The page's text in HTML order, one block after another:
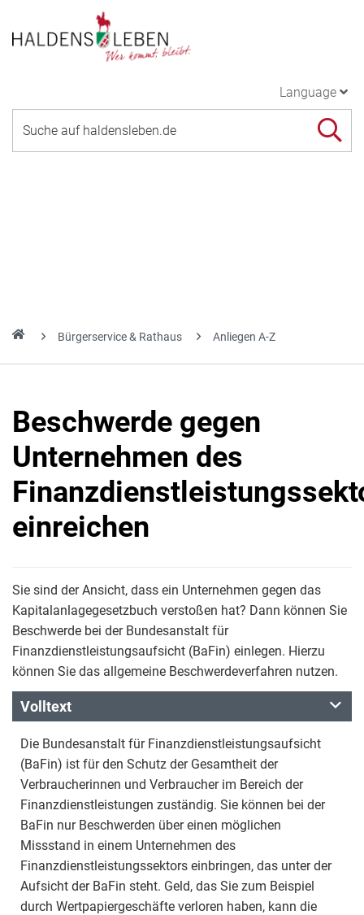
Language
Bürgerservice & Rathaus Anliegen A-Z
Beschwerde gegen
Unternehmen des
einreichen
Sie sind der Ansicht, dass ein Unternehmen gegen das
Kapitalanlagegesetzbuch verstoßen hat? Dann können Sie
Beschwerde bei der Bundesanstalt für
Finanzdienstleistungsaufsicht (BaFin) einlegen. Hierzu
können Sie das allgemeine Beschwerdeverfahren nutzen.
Volltext
Die Bundesanstalt für Finanzdienstleistungsaufsicht
(BaFin) ist für den Schutz der Gesamtheit der
Verbraucherinnen und Verbraucher im Bereich der
Finanzdienstleistungen zuständig. Sie können bei der
BaFin nur Beschwerden über einen möglichen
Missstand in einem Unternehmen des
Finanzdienstleistungssektors einbringen, das unter der
Aufsicht der BaFin steht. Geld, das Sie zum Beispiel
durch Wertpapiergeschäfte verloren haben, kann die